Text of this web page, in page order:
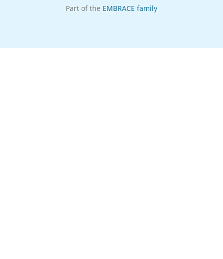
Part of the EMBRACE family